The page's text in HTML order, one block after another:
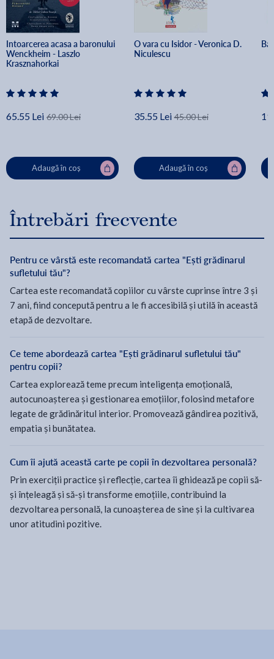
Intoarcerea acasa a baronului
Wenckheim - Laszlo
Krasznahorkai
65.55 Lei 69.00 Lei
Adaugă în coș
O vara cu Isidor - Veronica D.
Niculescu
35.55 Lei 45.00 Lei
Adaugă în coș
Întrebări frecvente
Pentru ce vârstă este recomandată cartea "Ești grădinarul
sufletului tău"?
Cartea este recomandată copiilor cu vârste cuprinse între 3 și
7 ani, fiind concepută pentru a le fi accesibilă și utilă în această
etapă de dezvoltare.
Ce teme abordează cartea "Ești grădinarul sufletului tău"
pentru copii?
Cartea explorează teme precum inteligența emoțională,
autocunoașterea și gestionarea emoțiilor, folosind metafore
legate de grădinăritul interior. Promovează gândirea pozitivă,
empatia și bunătatea.
Cum îi ajută această carte pe copii în dezvoltarea personală?
Prin exerciții practice și reflecție, cartea îi ghidează pe copii să-
și înțeleagă și să-și transforme emoțiile, contribuind la
dezvoltarea personală, la cunoașterea de sine și la cultivarea
unor atitudini pozitive.